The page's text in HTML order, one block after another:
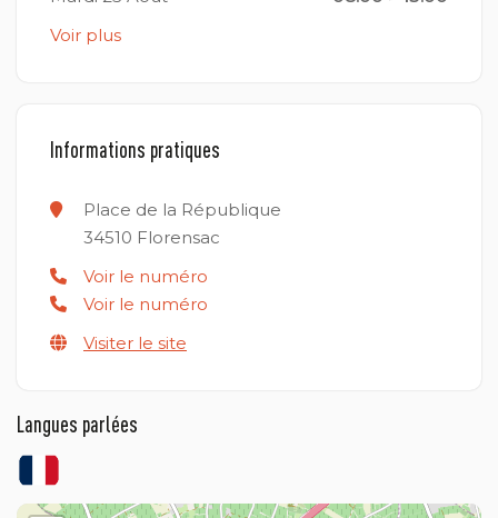
Voir plus
Informations pratiques
Place de la République
34510 Florensac
Voir le numéro
Voir le numéro
Visiter le site
Langues parlées